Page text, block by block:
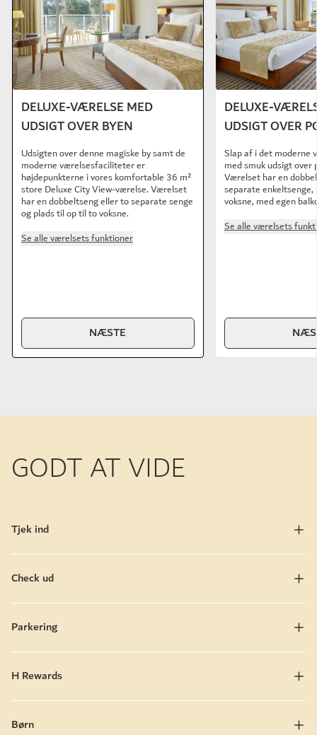
DELUXE-VÆRELSE MED
UDSIGT OVER BYEN
Udsigten over denne magiske by samt de
moderne værelsesfaciliteter er
højdepunkterne i vores komfortable 36 m²
store Deluxe City View-værelse. Værelset
har en dobbeltseng eller to separate senge
og plads til op til to voksne.
Se alle værelsets funktioner
NÆSTE
DELUXE-
UDSIGT OVER
Slap af i det moderne
med smuk udsigt over
Værelset har en
separate
voksne, med egen
Se alle værelsets
GODT AT VIDE
Tjek ind
Check ud
Parkering
H Rewards
Børn